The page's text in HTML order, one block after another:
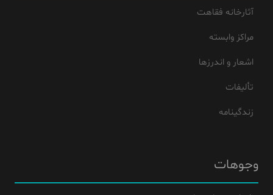
آثارخانه فقاهت
مراکز وابسته
اشعار و اندرزها
تألیفات
زندگینامه
وجوهات